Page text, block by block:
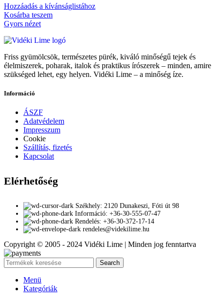
Hozzáadás a kívánságlistához
Kosárba teszem
Gyors nézet
Friss gyümölcsök, természetes pürék, kiváló minőségű tejek és
élelmiszerek, poharak, italok és praktikus írószerek – minden, amire
szükséged lehet, egy helyen. Vidéki Lime – a minőség íze.
Információ
ÁSZF
Adatvédelem
Impresszum
Cookie
Szállítás, fizetés
Kapcsolat
Elérhetőség
Székhely: 2120 Dunakeszi, Fóti út 98
Információ: +36-30-555-07-47
Rendelés: +36-30-372-17-14
rendeles@videkilime.hu
Copyright © 2005 - 2024 Vidéki Lime | Minden jog fenntartva
Search
Menü
Kategóriák